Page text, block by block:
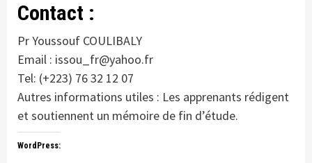
Contact :
Pr Youssouf COULIBALY
Email : issou_fr@yahoo.fr
Tel: (+223) 76 32 12 07
Autres informations utiles : Les apprenants rédigent
et soutiennent un mémoire de fin d’étude.
WordPress: